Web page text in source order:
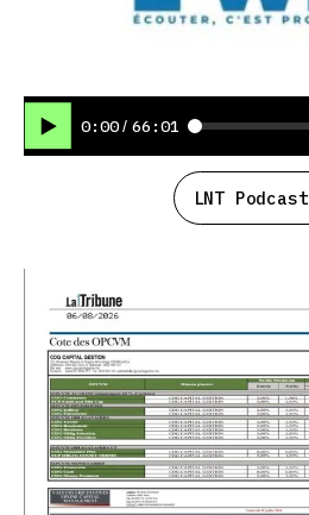
0:00 / 66:01
LNT Podcast